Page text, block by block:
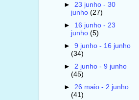
► 23 junho - 30
junho (27)
► 16 junho - 23
junho (5)
► 9 junho - 16 junho
(34)
► 2 junho - 9 junho
(45)
► 26 maio - 2 junho
(41)